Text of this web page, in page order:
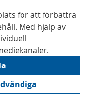
för att förbättra
Med hjälp av
Creative
(Extern